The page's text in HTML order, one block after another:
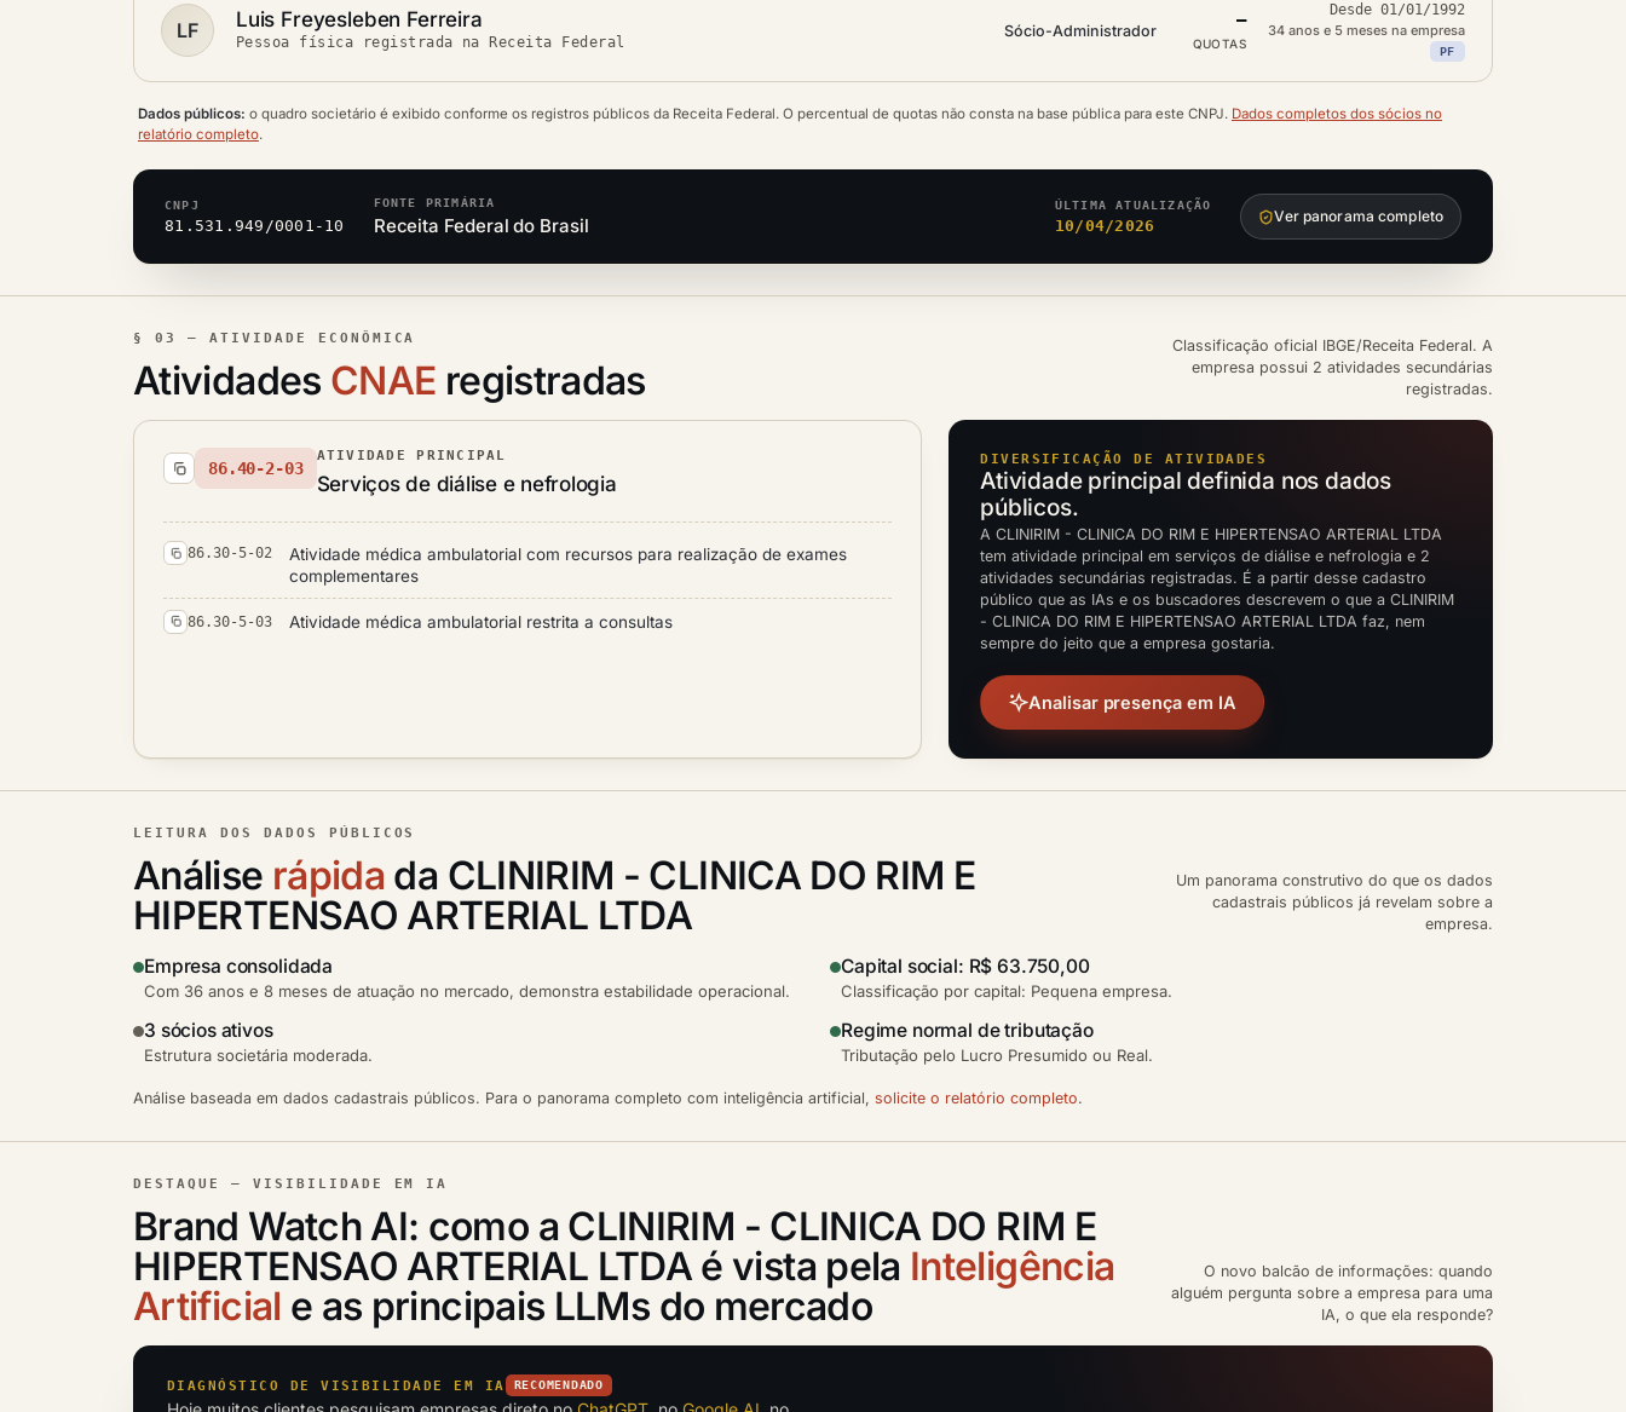
LF Luis Freyesleben Ferreira
Pessoa física registrada na Receita Federal
Sócio-Administrador
—
QUOTAS
Desde 01/01/1992
34 anos e 5 meses na empresa
PF
Dados públicos: o quadro societário é exibido conforme os registros públicos da Receita Federal. O percentual de quotas não consta na base pública para este CNPJ. Dados completos dos sócios no
relatório completo.
CNPJ
81.531.949/0001-10
FONTE PRIMÁRIA
Receita Federal do Brasil
ÚLTIMA ATUALIZAÇÃO
10/04/2026 Ver panorama completo
§ 03 — ATIVIDADE ECONÔMICA
Atividades CNAE registradas
Classificação oficial IBGE/Receita Federal. A
empresa possui 2 atividades secundárias
registradas.
86.40-2-03
ATIVIDADE PRINCIPAL
Serviços de diálise e nefrologia
86.30-5-02
Atividade médica ambulatorial com recursos para realização de exames
complementares
86.30-5-03 Atividade médica ambulatorial restrita a consultas
DIVERSIFICAÇÃO DE ATIVIDADES
Atividade principal definida nos dados
públicos.
A CLINIRIM - CLINICA DO RIM E HIPERTENSAO ARTERIAL LTDA
tem atividade principal em serviços de diálise e nefrologia e 2
atividades secundárias registradas. É a partir desse cadastro
público que as IAs e os buscadores descrevem o que a CLINIRIM
- CLINICA DO RIM E HIPERTENSAO ARTERIAL LTDA faz, nem
sempre do jeito que a empresa gostaria.
Analisar presença em IA
LEITURA DOS DADOS PÚBLICOS
Análise rápida da CLINIRIM - CLINICA DO RIM E
HIPERTENSAO ARTERIAL LTDA
Um panorama construtivo do que os dados
cadastrais públicos já revelam sobre a
empresa.
Empresa consolidada
Com 36 anos e 8 meses de atuação no mercado, demonstra estabilidade operacional.
Capital social: R$ 63.750,00
Classificação por capital: Pequena empresa.
3 sócios ativos
Estrutura societária moderada.
Regime normal de tributação
Tributação pelo Lucro Presumido ou Real.
Análise baseada em dados cadastrais públicos. Para o panorama completo com inteligência artificial, solicite o relatório completo.
DESTAQUE — VISIBILIDADE EM IA
Brand Watch AI: como a CLINIRIM - CLINICA DO RIM E
HIPERTENSAO ARTERIAL LTDA é vista pela Inteligência
Artificial e as principais LLMs do mercado
O novo balcão de informações: quando
alguém pergunta sobre a empresa para uma
IA, o que ela responde?
DIAGNÓSTICO DE VISIBILIDADE EM IA RECOMENDADO